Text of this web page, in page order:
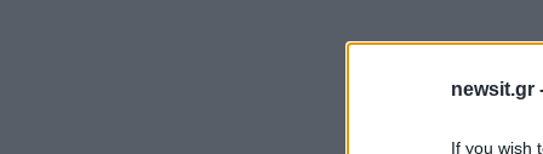
newsit.gr
If you wish